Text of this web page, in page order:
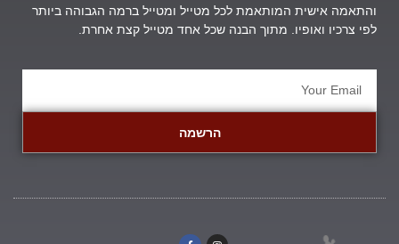
והתאמה אישית המותאמת לכל מטייל ומטייל ברמה הגבוהה ביותר
לפי צרכיו ואופיו. מתוך הבנה שכל אחד מטייל קצת אחרת.
הרשמה